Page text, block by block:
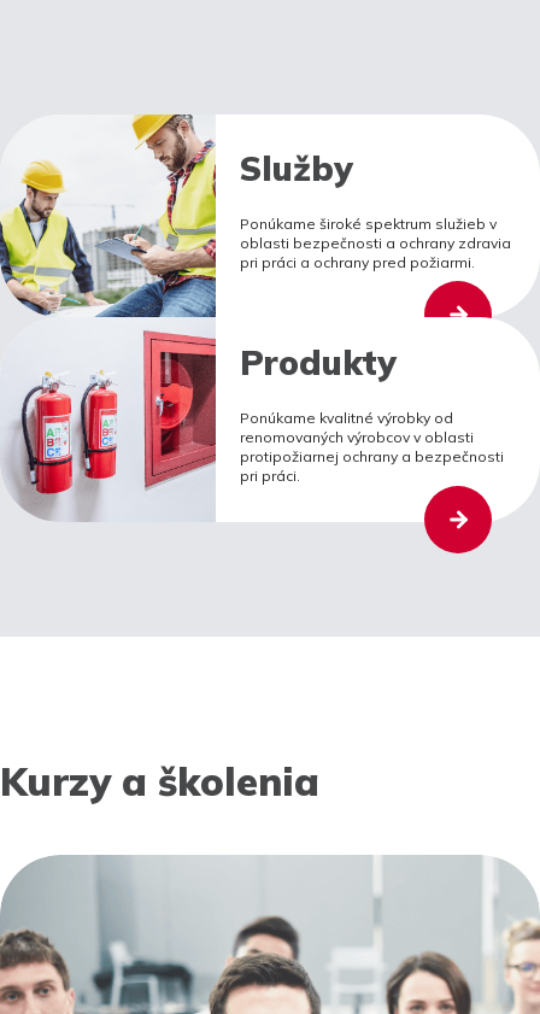
Služby
Ponúkame široké spektrum služieb v
oblasti bezpečnosti a ochrany zdravia
pri práci a ochrany pred požiarmi.
Produkty
Ponúkame kvalitné výrobky od
renomovaných výrobcov v oblasti
protipožiarnej ochrany a bezpečnosti
pri práci.
Kurzy a školenia